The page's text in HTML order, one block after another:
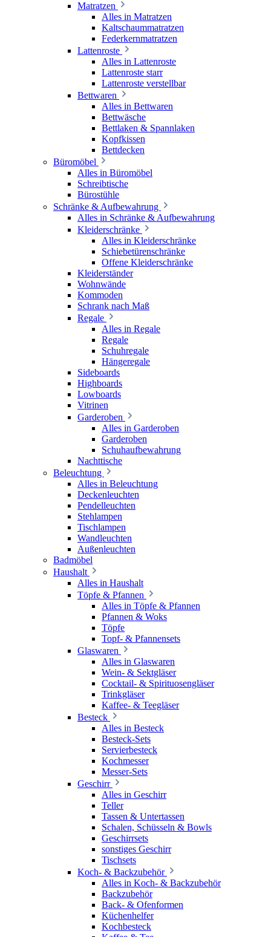
Matratzen
Alles in Matratzen
Kaltschaummatratzen
Federkernmatratzen
Lattenroste
Alles in Lattenroste
Lattenroste starr
Lattenroste verstellbar
Bettwaren
Alles in Bettwaren
Bettwäsche
Bettlaken & Spannlaken
Kopfkissen
Bettdecken
Büromöbel
Alles in Büromöbel
Schreibtische
Bürostühle
Schränke & Aufbewahrung
Alles in Schränke & Aufbewahrung
Kleiderschränke
Alles in Kleiderschränke
Schiebetürenschränke
Offene Kleiderschränke
Kleiderständer
Wohnwände
Kommoden
Schrank nach Maß
Regale
Alles in Regale
Regale
Schuhregale
Hängeregale
Sideboards
Highboards
Lowboards
Vitrinen
Garderoben
Alles in Garderoben
Garderoben
Schuhaufbewahrung
Nachttische
Beleuchtung
Alles in Beleuchtung
Deckenleuchten
Pendelleuchten
Stehlampen
Tischlampen
Wandleuchten
Außenleuchten
Badmöbel
Haushalt
Alles in Haushalt
Töpfe & Pfannen
Alles in Töpfe & Pfannen
Pfannen & Woks
Töpfe
Topf- & Pfannensets
Glaswaren
Alles in Glaswaren
Wein- & Sektgläser
Cocktail- & Spirituosengläser
Trinkgläser
Kaffee- & Teegläser
Besteck
Alles in Besteck
Besteck-Sets
Servierbesteck
Kochmesser
Messer-Sets
Geschirr
Alles in Geschirr
Teller
Tassen & Untertassen
Schalen, Schüsseln & Bowls
Geschirrsets
sonstiges Geschirr
Tischsets
Koch- & Backzubehör
Alles in Koch- & Backzubehör
Backzubehör
Back- & Ofenformen
Küchenhelfer
Kochbesteck